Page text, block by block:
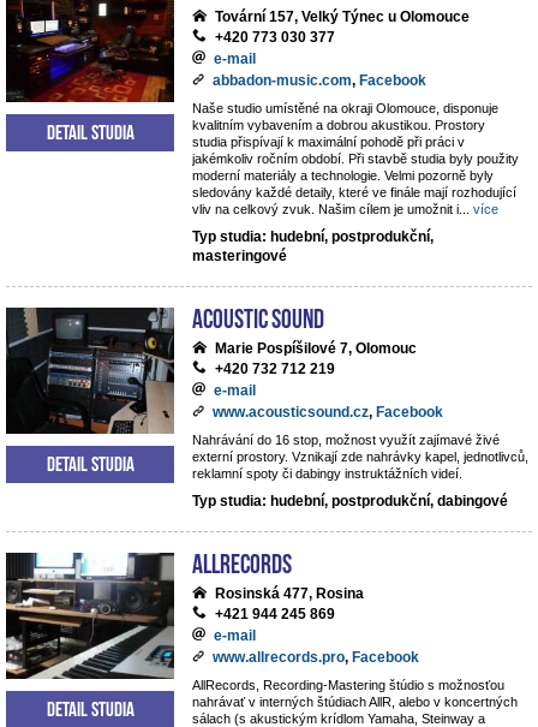
Tovární 157, Velký Týnec u Olomouce
+420 773 030 377
e-mail
abbadon-music.com, Facebook
Naše studio umístěné na okraji Olomouce, disponuje
kvalitním vybavením a dobrou akustikou. Prostory
studia přispívají k maximální pohodě při práci v
jakémkoliv ročním období. Při stavbě studia byly použity
moderní materiály a technologie. Velmi pozorně byly
sledovány každé detaily, které ve finále mají rozhodující
vliv na celkový zvuk. Našim cílem je umožnit i
více
Typ studia: hudební, postprodukční,
masteringové
Detail studia
Acoustic Sound
Marie Pospíšilové 7, Olomouc
+420 732 712 219
e-mail
www.acousticsound.cz, Facebook
Nahrávání do 16 stop, možnost využít zajímavé živé
externí prostory. Vznikají zde nahrávky kapel, jednotlivců,
reklamní spoty či dabingy instruktážních videí.
Typ studia: hudební, postprodukční, dabingové
Detail studia
AllRecords
Rosinská 477, Rosina
+421 944 245 869
e-mail
www.allrecords.pro, Facebook
AllRecords, Recording-Mastering štúdio s možnosťou
nahrávať v interných štúdiach AllR, alebo v koncertných
sálach (s akustickým krídlom Yamaha, Steinway a
Detail studia